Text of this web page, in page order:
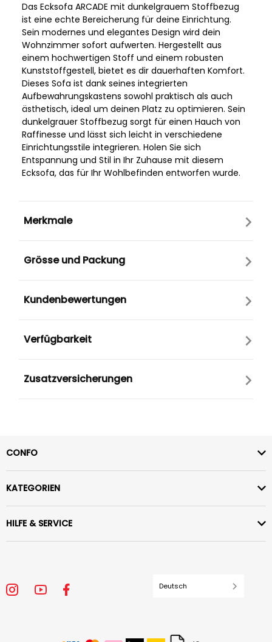
Das Ecksofa ARCADE mit dunkelgrauem Stoffbezug
ist eine echte Bereicherung für deine Einrichtung.
Sein modernes und elegantes Design wird dein
Wohnzimmer sofort aufwerten. Hergestellt aus
einem hochwertigen Stoff und einem robusten
Kunststoffgestell, bietet es dir dauerhaften Komfort.
Dieses Sofa ist dank seines integrierten
Aufbewahrungskastens sowohl praktisch als auch
ästhetisch, ideal um deinen Platz zu optimieren. Sein
dunkelgrauer Stoffbezug sorgt für einen Hauch von
Raffinesse und lässt sich leicht in verschiedene
Einrichtungsstile integrieren. Holen Sie sich
Entspannung und Stil in Ihr Zuhause mit diesem
Ecksofa, das für Ihr Wohlbefinden entworfen wurde.
Merkmale
Grösse und Packung
Kundenbewertungen
Verfügbarkeit
Zusatzversicherungen
CONFO
KATEGORIEN
HILFE & SERVICE
Deutsch